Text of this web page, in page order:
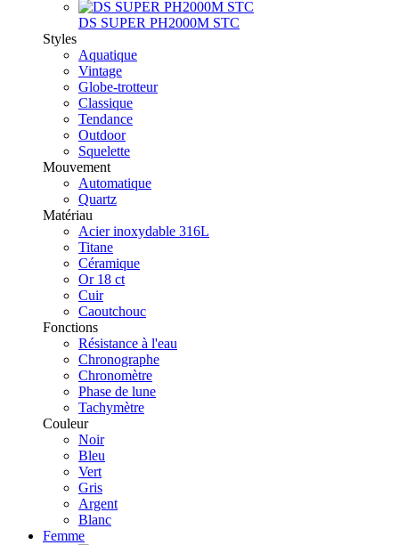
DS SUPER PH2000M STC
Styles
Aquatique
Vintage
Globe-trotteur
Classique
Tendance
Outdoor
Squelette
Mouvement
Automatique
Quartz
Matériau
Acier inoxydable 316L
Titane
Céramique
Or 18 ct
Cuir
Caoutchouc
Fonctions
Résistance à l'eau
Chronographe
Chronomètre
Phase de lune
Tachymètre
Couleur
Noir
Bleu
Vert
Gris
Argent
Blanc
Femme